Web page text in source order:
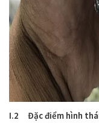
I.2 Đặc điểm hình